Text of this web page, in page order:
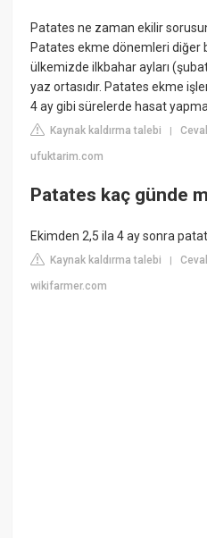
Patates ne zaman ekilir
Patates ekme dönemleri diğer
ülkemizde ilkbahar ayları
yaz ortasıdır. Patates ekme
4 ay gibi sürelerde hasat
Kaynak kaldırma talebi |
ufuktarim.com
Patates kaç günde
Ekimden 2,5 ila 4 ay sonra
Kaynak kaldırma talebi |
wikifarmer.com